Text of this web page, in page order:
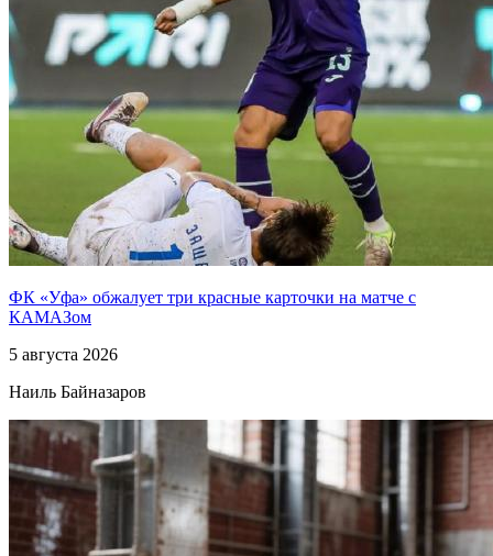
ФК «Уфа» обжалует три красные карточки на матче с
КАМАЗом
5 августа 2026
Наиль Байназаров